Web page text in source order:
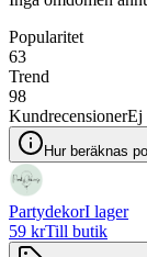
Popularitet
63
Trend
98
KundrecensionerEj
Hur beräknas
PartydekorI lager
59 krTill butik